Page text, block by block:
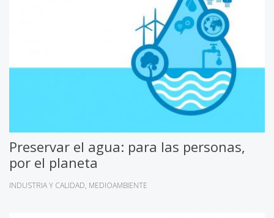
Preservar el agua: para las personas,
por el planeta
INDUSTRIA Y CALIDAD MEDIOAMBIENTE